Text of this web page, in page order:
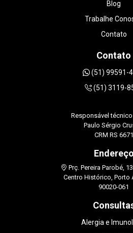
minha gestação. Sem
olhos fechados DOUTORA
Blog
Trabalhe
Contato
Contato
(51) 99591-
(51) 3119-
Responsável
Paulo Sérgio
CRM RS 6671
Endereço
Prç. Pereira Parobé,
Centro Histórico, Porto
90020-061
Alergia e